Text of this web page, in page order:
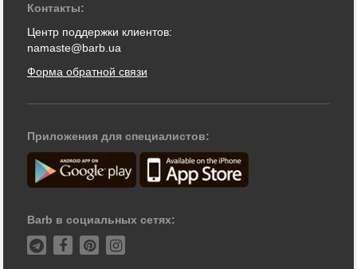
Контакты:
Центр поддержки клиентов:
namaste@barb.ua
Форма обратной связи
Приложения для специалистов:
Barb в социальных сетях: